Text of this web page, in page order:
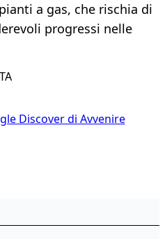
a gas, che rischia di
progressi nelle
Discover di Avvenire